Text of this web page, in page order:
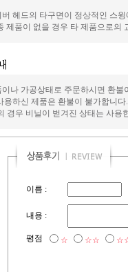
버 헤드의 타구면이 정상적인 스
제품이 없을 경우 타 제품으로의
이나 가공상태로 주문하시면 환불
용하신 제품은 환불이 불가합니다.
경우 비닐이 벋겨진 상태는 사용
이름 :
내용 :
평점 ☆ ☆☆